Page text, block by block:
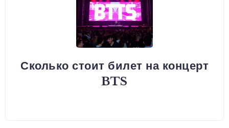
Сколько стоит билет на концерт
BTS